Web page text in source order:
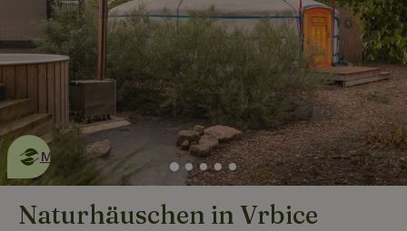
Dies ist ein
umweltschonendes
Naturhäuschen
Mehr erfahren
Naturhäuschen in Vrbice